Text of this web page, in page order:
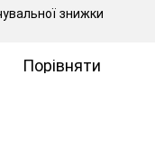
знижки
Порівняти